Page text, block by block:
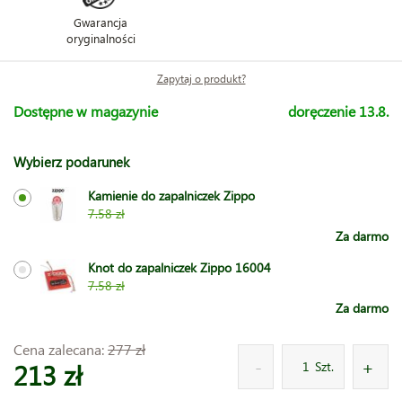
Gwarancja
oryginalności
Zapytaj o produkt?
Dostępne w magazynie doręczenie 13.8.
Wybierz podarunek
Kamienie do zapalniczek Zippo
7.58 zł
Za darmo
Knot do zapalniczek Zippo 16004
7.58 zł
Za darmo
Cena zalecana:277 zł
213 zł Szt.